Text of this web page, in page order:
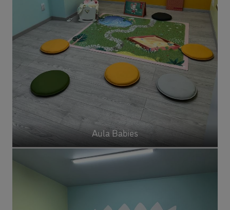
Aula Babies